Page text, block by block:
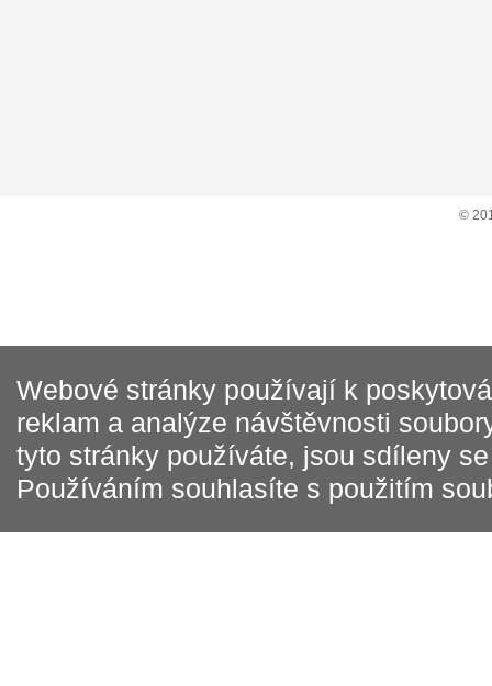
©
Webové stránky používají k
reklam a analýze návštěvnosti
tyto stránky používáte, jsou sdíleny
Používáním souhlasíte s použitím